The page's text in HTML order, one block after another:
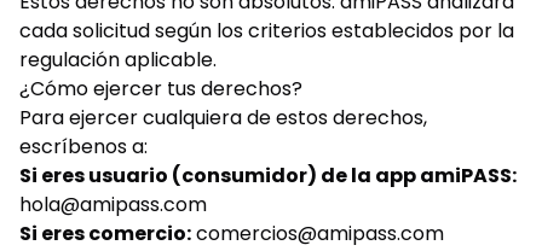
cada solicitud según los criterios establecidos por la
regulación aplicable.
¿Cómo ejercer tus derechos?
Para ejercer cualquiera de estos derechos,
escríbenos a:
Si eres usuario (consumidor) de la app amiPASS:
hola@amipass.com
Si eres comercio:comercios@amipass.com